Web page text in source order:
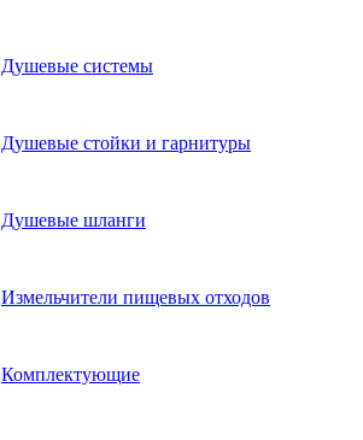
Душевые системы
Душевые стойки и гарнитуры
Душевые шланги
Измельчители пищевых отходов
Комплектующие